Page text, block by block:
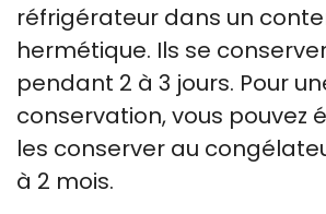
réfrigérateur dans un
hermétique. Ils se
pendant 2 à 3 jours. Pour
conservation, vous pouvez
les conserver au
à 2 mois.